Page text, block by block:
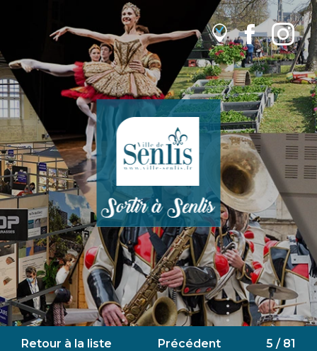
Retour à la liste Précédent 5 / 81